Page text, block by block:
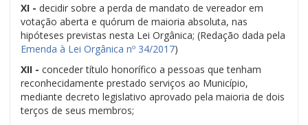
XI - decidir sobre a perda de mandato de vereador em
votação aberta e quórum de maioria absoluta, nas
hipóteses previstas nesta Lei Orgânica; (Redação dada pela
Emenda à Lei Orgânica nº 34/2017)
XII - conceder título honorífico a pessoas que tenham
reconhecidamente prestado serviços ao Município,
mediante decreto legislativo aprovado pela maioria de dois
terços de seus membros;